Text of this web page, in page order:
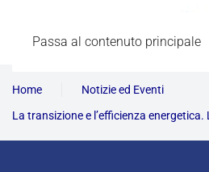
Passa al contenuto principale
Home
Notizie ed Eventi
La transizione e l’efficienza